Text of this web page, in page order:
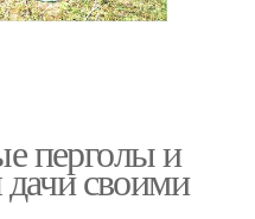
перголы и
дачи своими